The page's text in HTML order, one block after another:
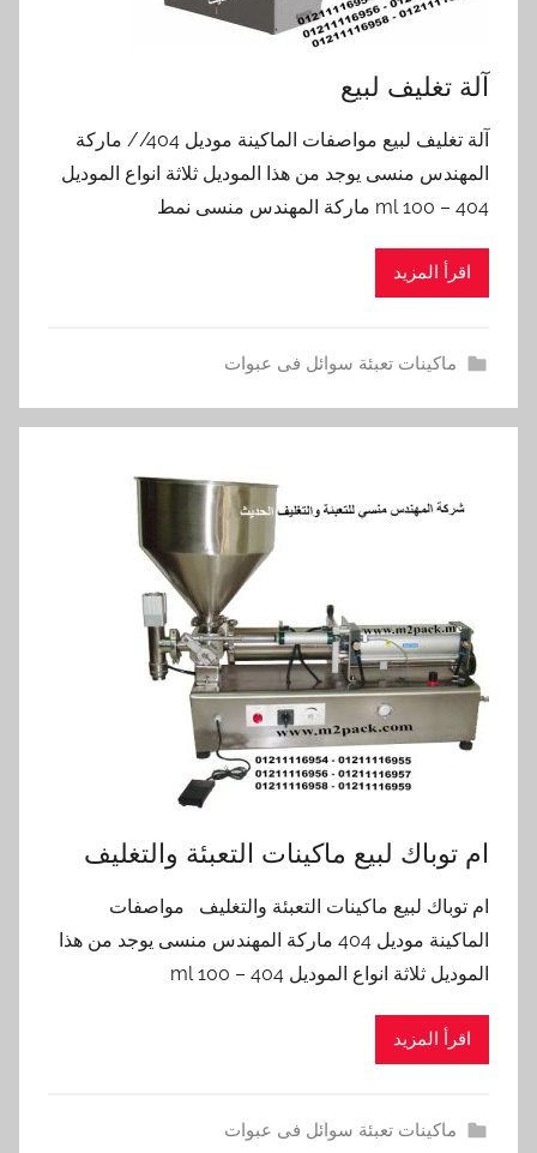
آلة تغليف لبيع
آلة تغليف لبيع مواصفات الماكينة موديل 404// ماركة
المهندس منسى يوجد من هذا الموديل ثلاثة انواع الموديل
404 – 100 ml ماركة المهندس منسى نمط
اقرأ المزيد
ماكينات تعبئة سوائل فى عبوات
ام توباك لبيع ماكينات التعبئة والتغليف
ام توباك لبيع ماكينات التعبئة والتغليف مواصفات
الماكينة موديل 404 ماركة المهندس منسى يوجد من هذا
الموديل ثلاثة انواع الموديل 404 – 100 ml
اقرأ المزيد
ماكينات تعبئة سوائل فى عبوات